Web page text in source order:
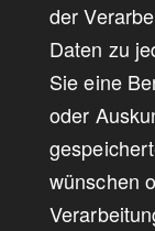
der
Daten zu
Sie eine
oder
wünschen